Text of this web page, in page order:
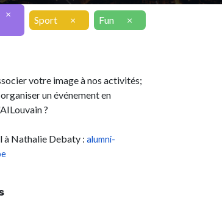
×
Sport × Fun ×
votre image à nos activités;
un événement en
?
à Nathalie Debaty : alumni-